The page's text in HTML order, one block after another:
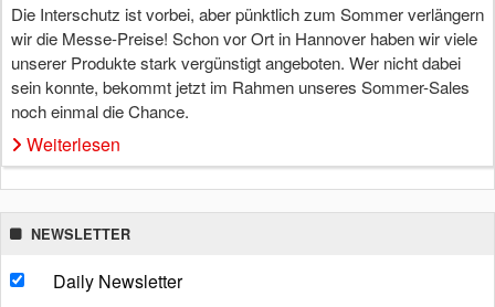
Die Interschutz ist vorbei, aber pünktlich zum Sommer verlängern
wir die Messe-Preise! Schon vor Ort in Hannover haben wir viele
unserer Produkte stark vergünstigt angeboten. Wer nicht dabei
sein konnte, bekommt jetzt im Rahmen unseres Sommer-Sales
noch einmal die Chance.
Weiterlesen
NEWSLETTER
Daily Newsletter